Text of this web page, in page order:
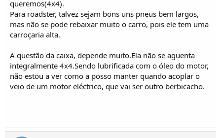
queremos(4x4).
Para roadster, talvez sejam bons uns pneus bem largos,
mas não se pode rebaixar muito o carro, pois ele tem uma
carroçaria alta.
A questão da caixa, depende muito.Ela não se aguenta
integralmente 4x4.Sendo lubrificada com o óleo do motor,
não estou a ver como a posso manter quando acoplar o
veio de um motor eléctrico, que vai ser outro berbicacho.